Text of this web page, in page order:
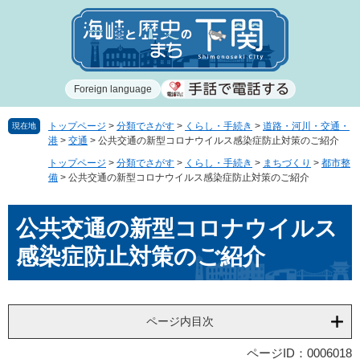
で
ば
Foreign language
現在地 トップページ > 分類でさがす > くらし・手続き > 道路・河川・交通・
港 > 交通 > 公共交通の新型コロナウイルス感染症防止対策のご紹介
トップページ > 分類でさがす > くらし・手続き > まちづくり > 都市整
備 > 公共交通の新型コロナウイルス感染症防止対策のご紹介
文公共交通の新型コロナウイルス
感染症防止対策のご紹介
ページ内目次
ページID：0006018